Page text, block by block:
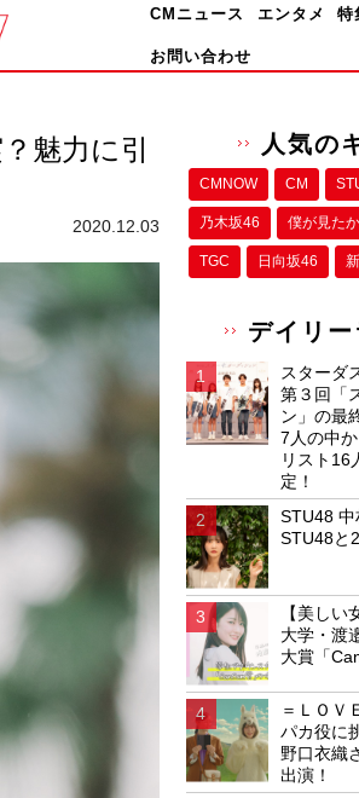
CMニュース エンタメ 特
お問い合わせ
魅力に引
2020.12.03
人気の
CMNOW CM
乃木坂46 僕が⾒た
TGC 日向坂46
デイリ
スターダ
第３回「
ン」の最
7人の中
リスト16
定！
STU48 中
STU48と
【美しい
大学・渡
大賞「
＝ＬＯＶ
パカ役に
野口衣織
出演！